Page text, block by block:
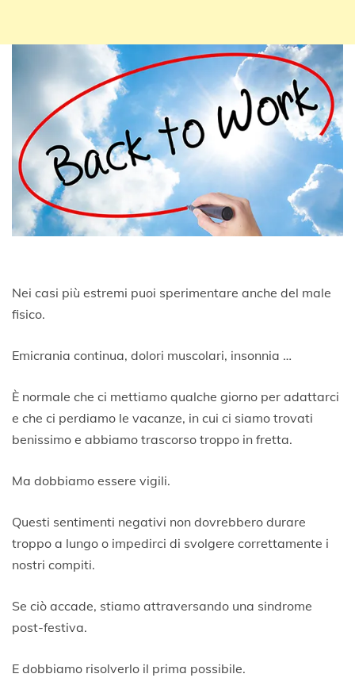
Nei casi più estremi puoi sperimentare anche del male
fisico.
Emicrania continua, dolori muscolari, insonnia …
È normale che ci mettiamo qualche giorno per adattarci
e che ci perdiamo le vacanze, in cui ci siamo trovati
benissimo e abbiamo trascorso troppo in fretta.
Ma dobbiamo essere vigili.
Questi sentimenti negativi non dovrebbero durare
troppo a lungo o impedirci di svolgere correttamente i
nostri compiti.
Se ciò accade, stiamo attraversando una sindrome
post-festiva.
E dobbiamo risolverlo il prima possibile.